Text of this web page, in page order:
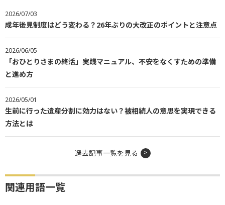
2026/07/03
成年後見制度はどう変わる？26年ぶりの大改正のポイントと注意点
2026/06/05
「おひとりさまの終活」実践マニュアル、不安をなくすための準備
と進め方
2026/05/01
生前に行った遺産分割に効力はない？被相続人の意思を実現できる
方法とは
過去記事一覧を見る
関連用語一覧